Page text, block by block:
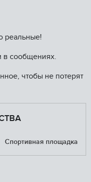
реальные!
в сообщениях.
чтобы не потерят
Спортивная площадка